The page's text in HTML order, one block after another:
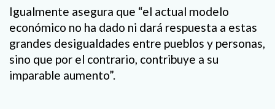
Igualmente asegura que “el actual modelo
económico no ha dado ni dará respuesta a estas
grandes desigualdades entre pueblos y personas,
sino que por el contrario, contribuye a su
imparable aumento”.